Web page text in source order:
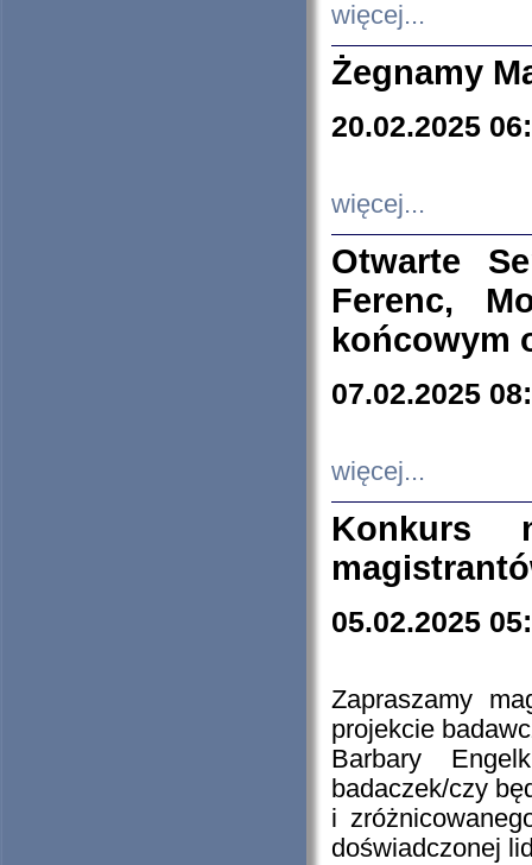
więcej...
Żegnamy
20.02.2025
więcej...
Otwarte
Ferenc,
końcowym
07.02.2025
więcej...
Konkurs
05.02.2025
Zapraszamy
projekcie
Barbary
badaczek/czy
i
doświadczonej